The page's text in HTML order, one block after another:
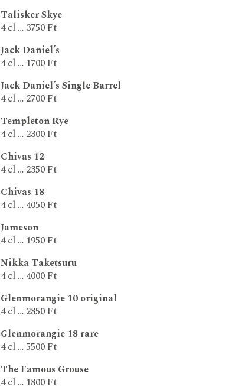
Talisker Skye
4 cl … 3750 Ft
Jack Daniel’s
4 cl … 1700 Ft
Jack Daniel’s Single Barrel
4 cl … 2700 Ft
Templeton Rye
4 cl … 2300 Ft
Chivas 12
4 cl … 2350 Ft
Chivas 18
4 cl … 4050 Ft
Jameson
4 cl … 1950 Ft
Nikka Taketsuru
4 cl … 4000 Ft
Glenmorangie 10 original
4 cl … 2850 Ft
Glenmorangie 18 rare
4 cl … 5500 Ft
The Famous Grouse
4 cl … 1800 Ft